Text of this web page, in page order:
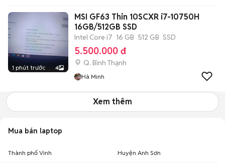
1 phút trước 4
MSI GF63 Thin 10SCXR i7-10750H
16GB/512GB SSD
Intel Core i7 16 GB 512 GB SSD
5.500.000 đ
Q. Bình Thạnh
Hà Minh
Xem thêm
Mua bán laptop
Thành phố Vinh Huyện Anh Sơn